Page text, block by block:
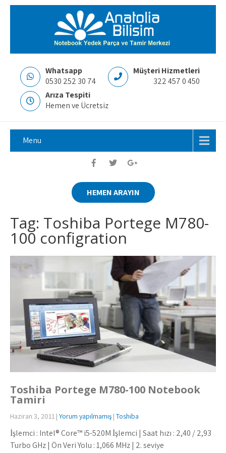
Whatsapp
0530 252 30 74
Müşteri Hizmetleri
322 457 0 450
Arıza Tespiti
Hemen ve Ücretsiz
Menu
HEMEN ARAYIN
Tag: Toshiba Portege M780-
100 configration
Toshiba Portege M780-100 Notebook
Tamiri
Haziran 3, 2011 | Yorum yapılmamış | Toshiba
İşlemci : Intel® Core™ i5-520M İşlemci | Saat hızı : 2,40 / 2,93
Turbo GHz | Ön Veri Yolu : 1,066 MHz | 2. seviye